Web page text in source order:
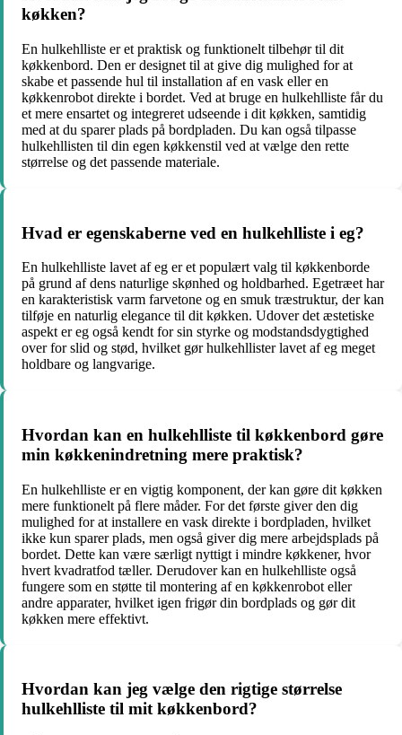
køkken?
En hulkehlliste er et praktisk og funktionelt tilbehør til dit
køkkenbord. Den er designet til at give dig mulighed for at
skabe et passende hul til installation af en vask eller en
køkkenrobot direkte i bordet. Ved at bruge en hulkehlliste får du
et mere ensartet og integreret udseende i dit køkken, samtidig
med at du sparer plads på bordpladen. Du kan også tilpasse
hulkehllisten til din egen køkkenstil ved at vælge den rette
størrelse og det passende materiale.
Hvad er egenskaberne ved en hulkehlliste i eg?
En hulkehlliste lavet af eg er et populært valg til køkkenborde
på grund af dens naturlige skønhed og holdbarhed. Egetræet har
en karakteristisk varm farvetone og en smuk træstruktur, der kan
tilføje en naturlig elegance til dit køkken. Udover det æstetiske
aspekt er eg også kendt for sin styrke og modstandsdygtighed
over for slid og stød, hvilket gør hulkehllister lavet af eg meget
holdbare og langvarige.
Hvordan kan en hulkehlliste til køkkenbord gøre
min køkkenindretning mere praktisk?
En hulkehlliste er en vigtig komponent, der kan gøre dit køkken
mere funktionelt på flere måder. For det første giver den dig
mulighed for at installere en vask direkte i bordpladen, hvilket
ikke kun sparer plads, men også giver dig mere arbejdsplads på
bordet. Dette kan være særligt nyttigt i mindre køkkener, hvor
hvert kvadratfod tæller. Derudover kan en hulkehlliste også
fungere som en støtte til montering af en køkkenrobot eller
andre apparater, hvilket igen frigør din bordplads og gør dit
køkken mere effektivt.
Hvordan kan jeg vælge den rigtige størrelse
hulkehlliste til mit køkkenbord?